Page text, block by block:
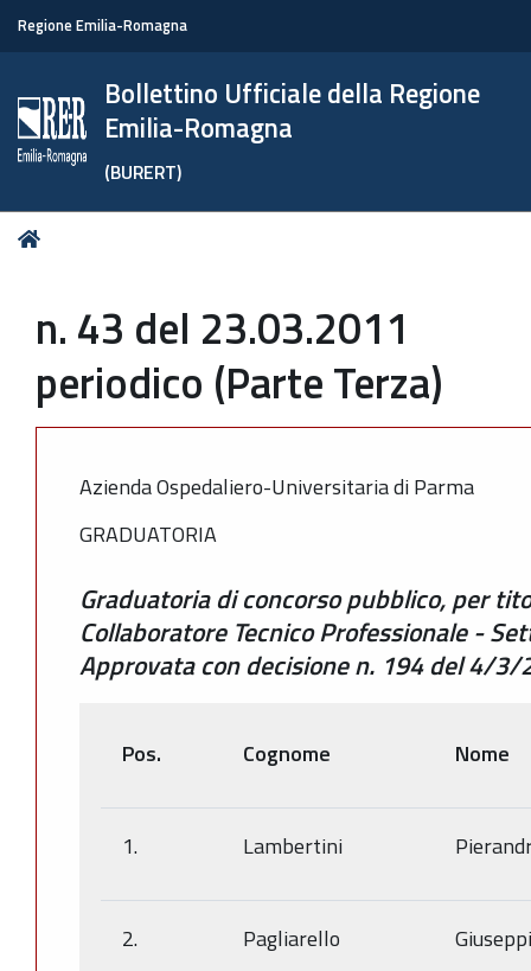
Regione Emilia-Romagna
Bollettino Ufficiale della Regione
Emilia-Romagna
(BURERT)
Tu
n. 43 del 23.03.2011
periodico (Parte Terza)
Azienda Ospedaliero-Universitaria di Parma
GRADUATORIA
Graduatoria di concorso pubblico, per
Collaboratore Tecnico Professionale -
Approvata con decisione n. 194 del 4/3/
Pos. Cognome Nome
1. Lambertini
2. Pagliarello